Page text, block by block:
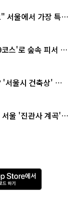
서울에서 가장 특별
스'로 숲속 피서 떠
'서울시 건축상' 수
울 '진관사 계곡'이
A
p
p